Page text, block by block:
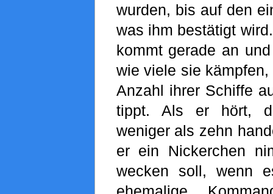
wurden, bis auf den
was ihm bestätigt
kommt gerade an
wie viele sie
Anzahl ihrer Schiffe
tippt. Als er hört,
weniger als zehn
er ein Nickerchen
wecken soll, wenn